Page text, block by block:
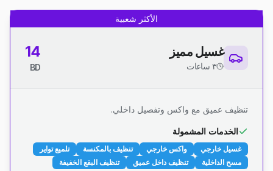
الأكثر شعبية
غسيل مميز
٣ ساعات
14
BD
تنظيف عميق مع واكس وتفصيل داخلي.
الخدمات المشمولة
غسيل خارجي واكس خارجي تنظيف بالمكنسة
تلميع تواير
مسح الداخلية
تنظيف داخل عميق تنظيف البقع الخفيفة